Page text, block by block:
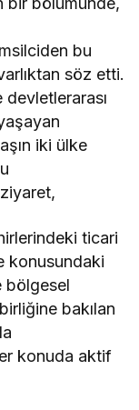
bu
söz etti.
iki ülke
ticari
konusundaki
bölgesel
bakılan
konuda aktif